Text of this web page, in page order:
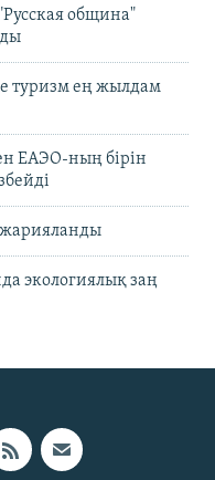
община"
туризм ең жылдам
ЕАЭО-ның бірін
жарияланды
экологиялық заң